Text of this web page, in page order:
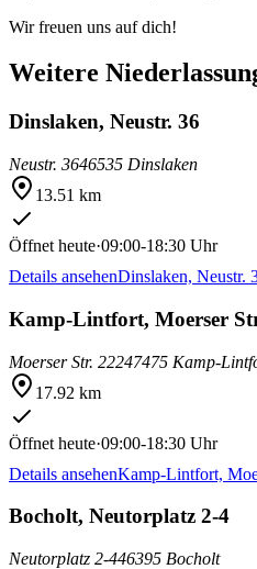
Wir freuen uns auf dich!
Weitere
Dinslaken, Neustr. 36
Neustr. 3646535 Dinslaken
13.51 km
Öffnet heute·09:00-18:30 Uhr
Details ansehenDinslaken, Neustr.
Kamp-Lintfort, Moerser
Moerser Str. 22247475 Kamp-
17.92 km
Öffnet heute·09:00-18:30 Uhr
Details ansehenKamp-Lintfort,
Bocholt, Neutorplatz 2-4
Neutorplatz 2-446395 Bocholt